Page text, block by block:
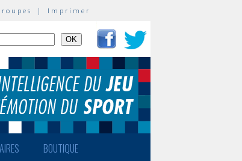
| Imprimer
BOUTIQUE